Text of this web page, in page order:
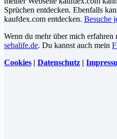
Sprüchen entdecken. Ebenfalls
kaufdex.com entdecken. Besuche
Wenn du mehr über mich erfahren
sebalife.de. Du kannst auch mein
Cookies | Datenschutz |